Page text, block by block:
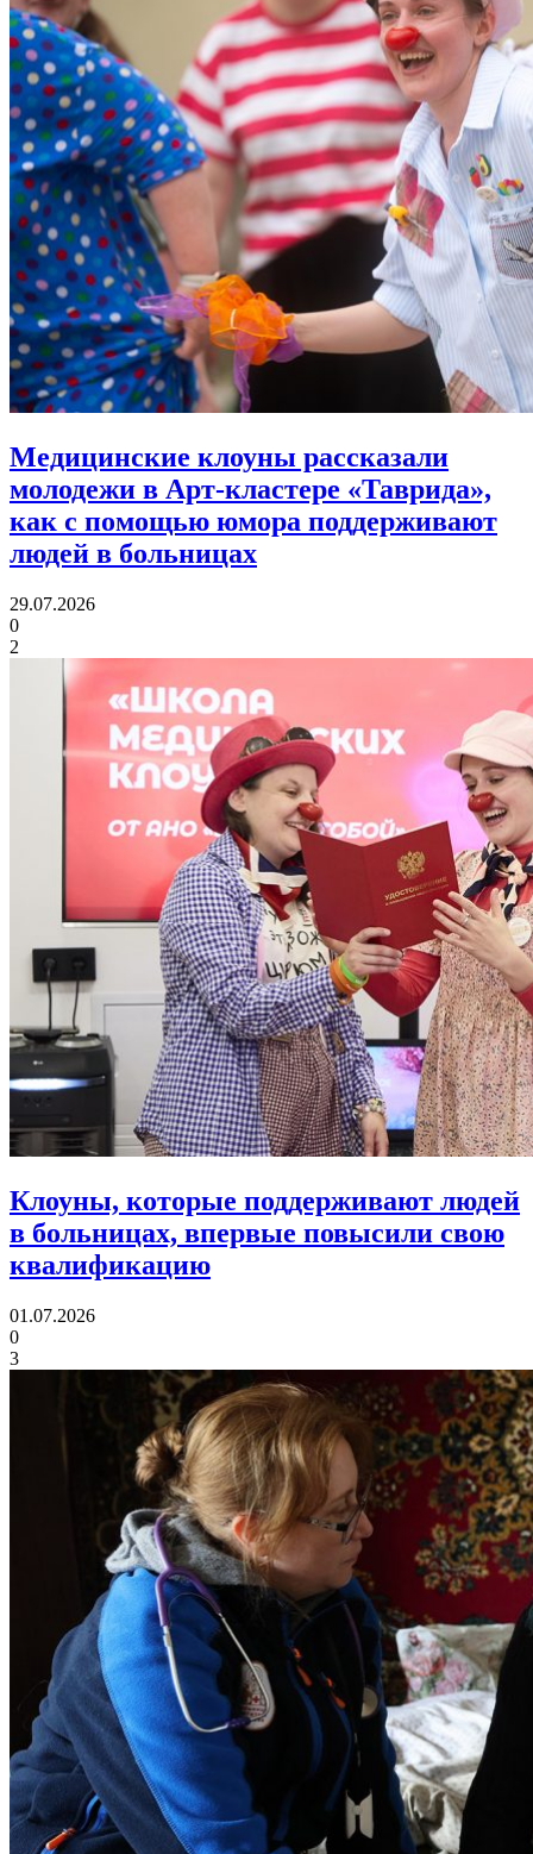
Медицинские клоуны рассказали
молодежи в Арт-кластере «Таврида»,
как с помощью юмора поддерживают
людей в больницах
29.07.2026
0
2
Клоуны, которые поддерживают людей
в больницах, впервые повысили свою
квалификацию
01.07.2026
0
3